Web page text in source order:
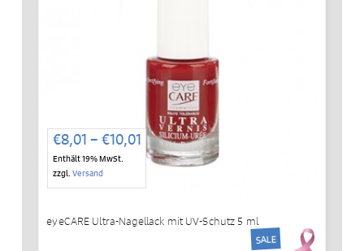
€8,01 – €10,01Preisspanne:
€8,01
bis
Enthält 19% MwSt.
zzgl. Versand
eyeCARE Ultra-Nagellack mit UV-Schutz 5 ml
SALE